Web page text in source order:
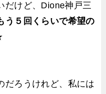
だけど、Dione神戸三
う５回くらいで希望の
だろうけれど、私には